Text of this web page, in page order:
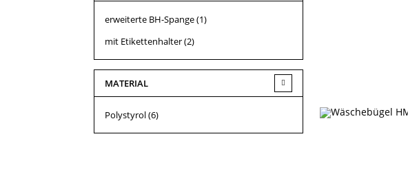
erweiterte BH-Spange(1)
mit Etikettenhalter(2)
MATERIAL
Polystyrol(6)